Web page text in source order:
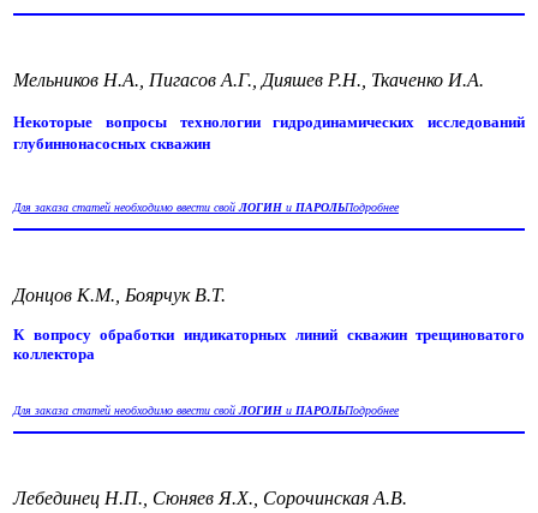
Мельников Н.А., Пигасов А.Г., Дияшев Р.Н., Ткаченко И.А.
Некоторые вопросы технологии гидродинамических исследований
глубиннонасосных скважин
Для заказа статей необходимо ввести свойЛОГИН и ПАРОЛЬПодробнее
Донцов К.М., Боярчук В.Т.
К вопросу обработки индикаторных линий скважин трещиноватого
коллектора
Для заказа статей необходимо ввести свойЛОГИН и ПАРОЛЬПодробнее
Лебединец Н.П., Сюняев Я.Х., Сорочинская А.В.